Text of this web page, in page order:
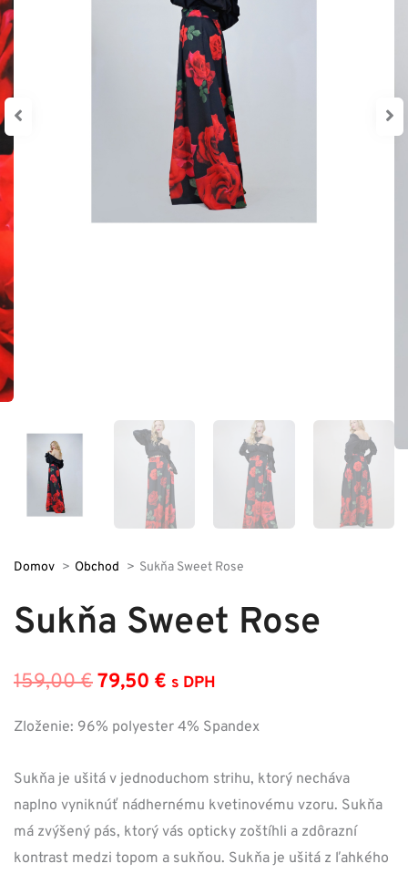
Domov Obchod Sukňa Sweet Rose
Sukňa Sweet Rose
159,00€ Pôvodná
cena
159,00 €.
79,50 € Aktuálna
cena
79,50 €.
s DPH
Zloženie: 96% polyester 4% Spandex
Sukňa je ušitá v jednoduchom strihu, ktorý necháva
naplno vyniknúť nádhernému kvetinovému vzoru. Sukňa
má zvýšený pás, ktorý vás opticky zoštíhli a zdôrazní
kontrast medzi topom a sukňou. Sukňa je ušitá z ľahkého